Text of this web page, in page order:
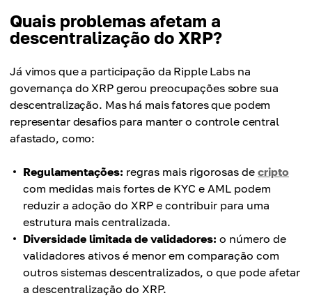
Quais problemas afetam a
descentralização do XRP?
Já vimos que a participação da Ripple Labs na
governança do XRP gerou preocupações sobre sua
descentralização. Mas há mais fatores que podem
representar desafios para manter o controle central
afastado, como:
Regulamentações: regras mais rigorosas de cripto
com medidas mais fortes de KYC e AML podem
reduzir a adoção do XRP e contribuir para uma
estrutura mais centralizada.
Diversidade limitada de validadores: o número de
validadores ativos é menor em comparação com
outros sistemas descentralizados, o que pode afetar
a descentralização do XRP.